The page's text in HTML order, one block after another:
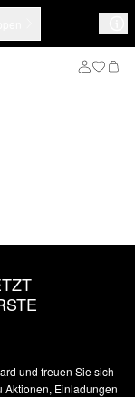
und freuen Sie sich
Aktionen, Einladungen